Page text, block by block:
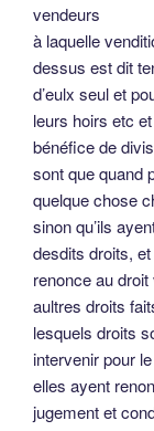
vendeurs
à laquelle
dessus est dit
d’eulx seul et
leurs hoirs etc
bénéfice de
sont que quand
quelque chose
sinon qu’ils
desdits droits,
renonce au
aultres droits
lesquels droits
intervenir pour
elles ayent
jugement et